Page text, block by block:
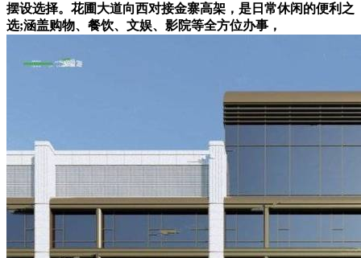
摆设选择。花圃大道向西对接金寨高架，是日常休闲的便利之
选;涵盖购物、餐饮、文娱、影院等全方位办事，